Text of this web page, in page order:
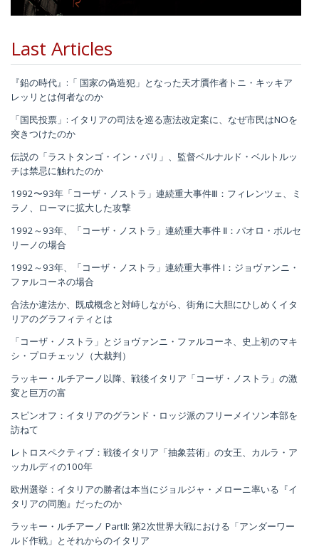
Last Articles
『鉛の時代』:「 国家の偽造犯」となった天才贋作者トニ・キッキア
レッリとは何者なのか
「国民投票」: イタリアの司法を巡る憲法改定案に、なぜ市民はNOを
突きつけたのか
伝説の「ラストタンゴ・イン・パリ」、監督ベルナルド・ベルトルッ
チは禁忌に触れたのか
1992〜93年「コーザ・ノストラ」連続重大事件Ⅲ：フィレンツェ、ミ
ラノ、ローマに拡大した攻撃
1992～93年、「コーザ・ノストラ」連続重大事件 Ⅱ：パオロ・ボルセ
リーノの場合
1992～93年、「コーザ・ノストラ」連続重大事件 I：ジョヴァンニ・
ファルコーネの場合
合法か違法か、既成概念と対峙しながら、街角に大胆にひしめくイタ
リアのグラフィティとは
「コーザ・ノストラ」とジョヴァンニ・ファルコーネ、史上初のマキ
シ・プロチェッソ（大裁判）
ラッキー・ルチアーノ以降、戦後イタリア「コーザ・ノストラ」の激
変と巨万の富
スピンオフ：イタリアのグランド・ロッジ派のフリーメイソン本部を
訪ねて
レトロスペクティブ：戦後イタリア「抽象芸術」の女王、カルラ・ア
ッカルディの100年
欧州選挙：イタリアの勝者は本当にジョルジャ・メローニ率いる『イ
タリアの同胞』だったのか
ラッキー・ルチアーノ PartⅡ: 第2次世界大戦における「アンダーワー
ルド作戦」とそれからのイタリア